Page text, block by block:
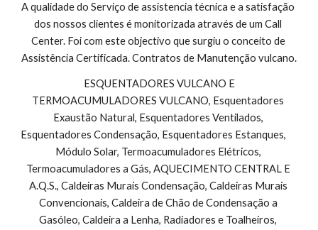
A qualidade do Serviço de assistencia técnica e a satisfação
dos nossos clientes é monitorizada através de um Call
Center. Foi com este objectivo que surgiu o conceito de
Assistência Certificada. Contratos de Manutenção vulcano.
TERMOACUMULADORES VULCANO, Esquentadores
Exaustão Natural, Esquentadores Ventilados,
Esquentadores Condensação, Esquentadores Estanques,
Módulo Solar, Termoacumuladores Elétricos,
Termoacumuladores a Gás, AQUECIMENTO CENTRAL E
A.Q.S., Caldeiras Murais Condensação, Caldeiras Murais
Convencionais, Caldeira de Chão de Condensação a
Gasóleo, Caldeira a Lenha, Radiadores e Toalheiros,